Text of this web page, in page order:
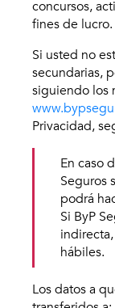
concursos,
fines de lucro.
Si usted no
secundarias,
siguiendo los
Privacidad,
En caso
Seguros
podrá
Si ByP
hábiles.
Los datos a